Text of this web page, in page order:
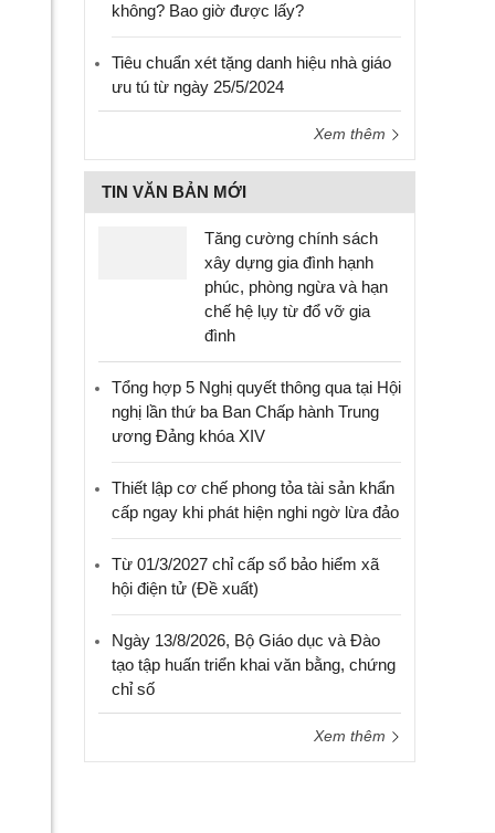
không? Bao giờ được lấy?
Tiêu chuẩn xét tặng danh hiệu nhà giáo
ưu tú từ ngày 25/5/2024
Xem thêm
TIN VĂN BẢN MỚI
Tăng cường chính sách
xây dựng gia đình hạnh
phúc, phòng ngừa và hạn
chế hệ lụy từ đổ vỡ gia
đình
Tổng hợp 5 Nghị quyết thông qua tại Hội
nghị lần thứ ba Ban Chấp hành Trung
ương Đảng khóa XIV
Thiết lập cơ chế phong tỏa tài sản khẩn
cấp ngay khi phát hiện nghi ngờ lừa đảo
Từ 01/3/2027 chỉ cấp sổ bảo hiểm xã
hội điện tử (Đề xuất)
Ngày 13/8/2026, Bộ Giáo dục và Đào
tạo tập huấn triển khai văn bằng, chứng
chỉ số
Xem thêm